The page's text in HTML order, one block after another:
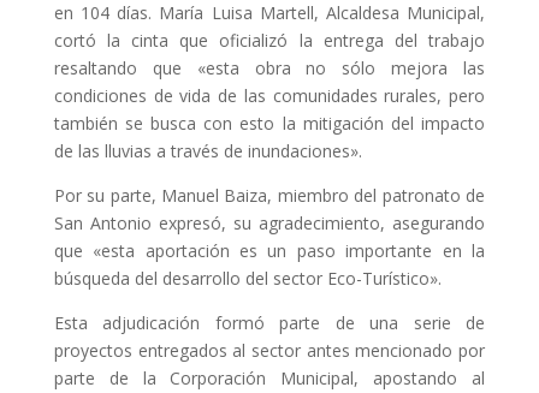
en 104 días. María Luisa Martell, Alcaldesa Municipal,
cortó la cinta que oficializó la entrega del trabajo
resaltando que «esta obra no sólo mejora las
condiciones de vida de las comunidades rurales, pero
también se busca con esto la mitigación del impacto
de las lluvias a través de inundaciones».
Por su parte, Manuel Baiza, miembro del patronato de
San Antonio expresó, su agradecimiento, asegurando
que «esta aportación es un paso importante en la
búsqueda del desarrollo del sector Eco-Turístico».
Esta adjudicación formó parte de una serie de
proyectos entregados al sector antes mencionado por
parte de la Corporación Municipal, apostando al